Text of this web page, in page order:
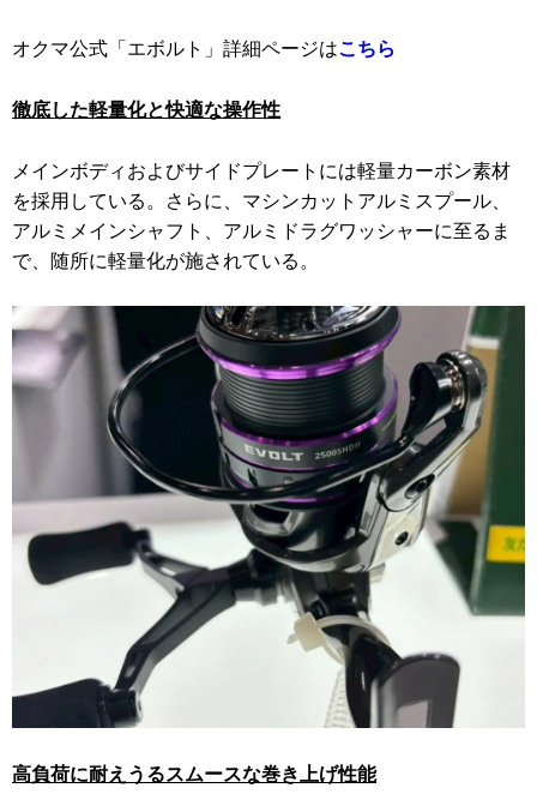
オクマ公式「エボルト」詳細ページはこちら
徹底した軽量化と快適な操作性
メインボディおよびサイドプレートには軽量カーボン素材
を採用している。さらに、マシンカットアルミスプール、
アルミメインシャフト、アルミドラグワッシャーに至るま
で、随所に軽量化が施されている。
高負荷に耐えうるスムースな巻き上げ性能